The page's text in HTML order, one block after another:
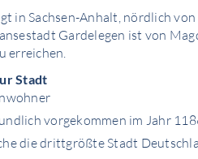
in Sachsen-Anhalt, nördlich
Gardelegen ist von
erreichen.
Stadt
vorgekommen im Jahr
die drittgrößte Stadt